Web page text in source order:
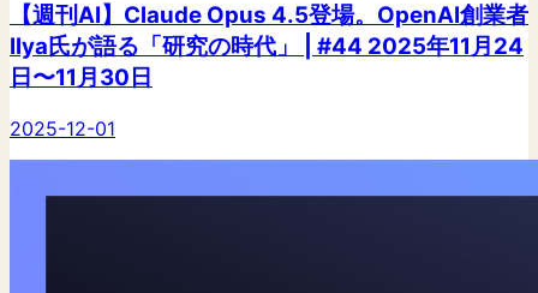
【週刊AI】Claude Opus 4.5登場。OpenAI創業者
Ilya氏が語る「研究の時代」 | #44 2025年11月24
日〜11月30日
2025-12-01